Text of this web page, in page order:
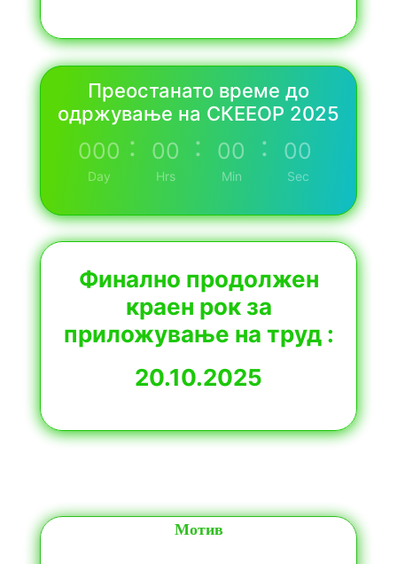
Преостанато време до
одржување на СКЕЕОР 2025
000
Day
: 00
Hrs
: 00
Min
: 00
Sec
Финално продолжен
краен рок за
приложување на труд :
20.10.2025
Мотив